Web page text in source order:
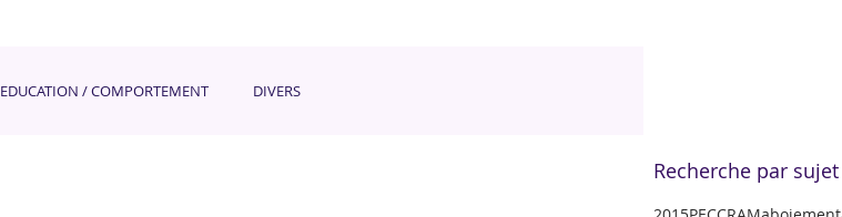
EDUCATION / COMPORTEMENT DIVERS
Recherche par sujet